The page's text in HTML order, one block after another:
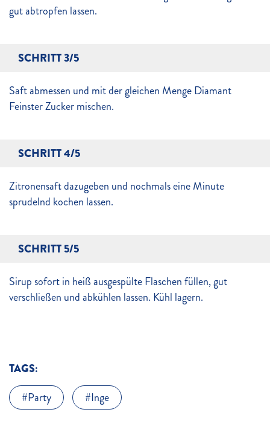
gut abtropfen lassen.
SCHRITT 3/5
Saft abmessen und mit der gleichen Menge Diamant
Feinster Zucker mischen.
SCHRITT 4/5
Zitronensaft dazugeben und nochmals eine Minute
sprudelnd kochen lassen.
SCHRITT 5/5
Sirup sofort in heiß ausgespülte Flaschen füllen, gut
verschließen und abkühlen lassen. Kühl lagern.
TAGS:
Party
Inge